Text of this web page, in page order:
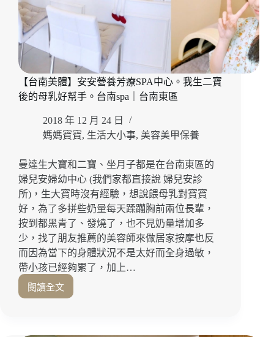
按
摩
到
位
超
舒
壓
SAP
推
薦！
南
安
平
區
｜
台
南
SPA
【台南美體】安安營養芳療SPA中心。我生二寶
後的母乳好幫手。台南spa｜台南東區
2018 年 12 月 24 日
媽媽寶寶, 生活大小事, 美容美甲保養
曼達生大寶和二寶、坐月子都是在台南東區的
婦兒安婦幼中心 (我們家都直接說 婦兒安診
所)，生大寶時沒有經驗，想說餵母乳對寶寶
好，為了多拼些奶量每天蹂躪胸前兩位長輩，
按到都黑青了、發燒了，也不見奶量增加多
少，找了朋友推薦的美容師來做居家按摩也反
而因為當下的身體狀況不是太好而全身過敏，
帶小孩已經夠累了，加上…
閱讀全文
【台